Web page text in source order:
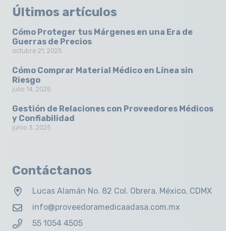
Últimos artículos
Cómo Proteger tus Márgenes en una Era de
Guerras de Precios
octubre 21, 2025
Cómo Comprar Material Médico en Línea sin
Riesgo
julio 14, 2025
Gestión de Relaciones con Proveedores Médicos
y Confiabilidad
junio 3, 2025
Contáctanos
Lucas Alamán No. 82 Col. Obrera, México, CDMX
info@proveedoramedicaadasa.com.mx
55 1054 4505